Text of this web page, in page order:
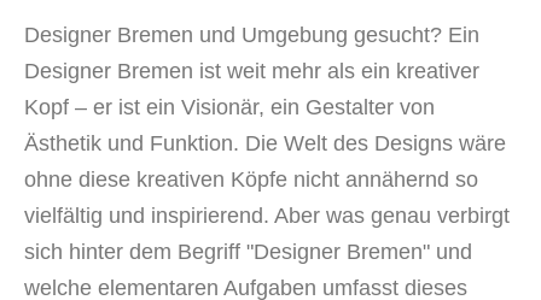
Designer Bremen und Umgebung gesucht? Ein
Designer Bremen ist weit mehr als ein kreativer
Kopf – er ist ein Visionär, ein Gestalter von
Ästhetik und Funktion. Die Welt des Designs wäre
ohne diese kreativen Köpfe nicht annähernd so
vielfältig und inspirierend. Aber was genau verbirgt
sich hinter dem Begriff "Designer Bremen" und
welche elementaren Aufgaben umfasst dieses